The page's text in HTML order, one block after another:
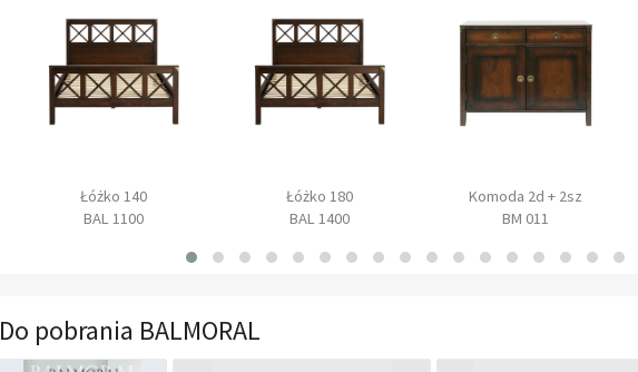
Łóżko 140
BAL 1100
Łóżko 180
BAL 1400
Komoda 2d + 2sz
BM 011
Do pobrania BALMORAL